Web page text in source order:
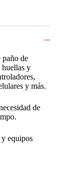
paño de
y
y más.
de
y equipos